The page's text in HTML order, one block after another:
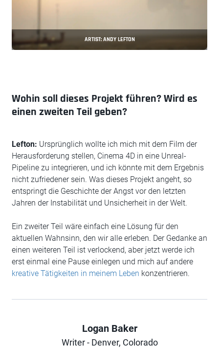
ARTIST: ANDY LEFTON
Wohin soll dieses Projekt führen? Wird es
einen zweiten Teil geben?
Lefton: Ursprünglich wollte ich mich mit dem Film der
Herausforderung stellen, Cinema 4D in eine Unreal-
Pipeline zu integrieren, und ich könnte mit dem Ergebnis
nicht zufriedener sein. Was dieses Projekt angeht, so
entspringt die Geschichte der Angst vor den letzten
Jahren der Instabilität und Unsicherheit in der Welt.
Ein zweiter Teil wäre einfach eine Lösung für den
aktuellen Wahnsinn, den wir alle erleben. Der Gedanke an
einen weiteren Teil ist verlockend, aber jetzt werde ich
erst einmal eine Pause einlegen und mich auf andere
kreative Tätigkeiten in meinem Leben konzentrieren.
Author
Logan Baker
Writer - Denver, Colorado